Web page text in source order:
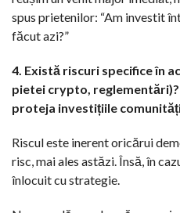
spus prietenilor: “Am investit
făcut azi?”
4. Există riscuri specifice în
pietei crypto,
proteja investițiile
Riscul este inerent oricărui
risc, mai ales astăzi. Însă, în
înlocuit cu strategie.